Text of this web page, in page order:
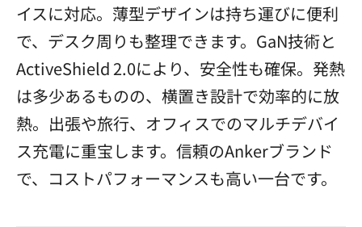
イスに対応。薄型デザインは持ち運びに便利
で、デスク周りも整理できます。GaN技術と
ActiveShield 2.0により、安全性も確保。発熱
は多少あるものの、横置き設計で効率的に放
熱。出張や旅行、オフィスでのマルチデバイ
ス充電に重宝します。信頼のAnkerブランド
で、コストパフォーマンスも高い一台です。